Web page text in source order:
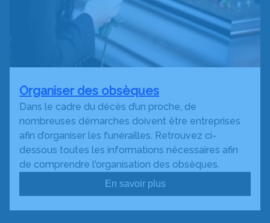
Organiser des obsèques
Dans le cadre du décès d’un proche, de
nombreuses démarches doivent être entreprises
afin d’organiser les funérailles. Retrouvez ci-
dessous toutes les informations nécessaires afin
de comprendre l'organisation des obsèques.
En savoir plus